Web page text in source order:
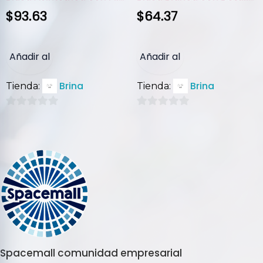
$93.63
Añadir al
carrito
Tienda: Brina
$64.37
Añadir al
carrito
Tienda: Brina
Spacemall comunidad empresarial